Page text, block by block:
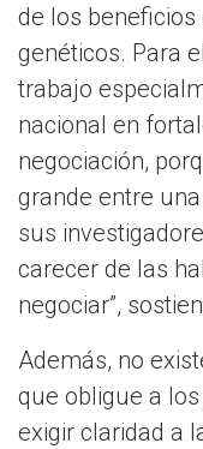
de los
genéticos. Para
trabajo
nacional en
negociación,
grande entre
sus
carecer de las
negociar”,
Además, no
que obligue a
exigir claridad a